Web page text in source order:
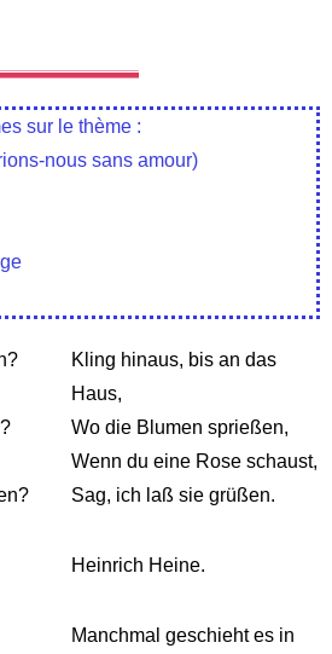
sur le thème :
nous sans amour)
Kling hinaus, bis an das
Haus,
Wo die Blumen sprießen,
Wenn du eine Rose schaust,
Sag, ich laß sie grüßen.
Heinrich Heine.
Manchmal geschieht es in